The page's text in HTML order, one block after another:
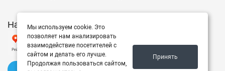
Наш рейтинг на Яндексе
Мы используем cookie. Это
позволяет нам анализировать
взаимодействие посетителей с
сайтом и делать его лучше.
Продолжая пользоваться сайтом,
Принять